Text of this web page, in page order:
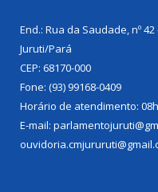
End.: Rua da Saudade, nº 42
Juruti/Pará
CEP: 68170-000
Fone: (93) 99168-0409
Horário de atendimento:
E-mail: